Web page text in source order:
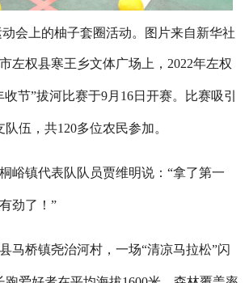
会上的柚子套圈活动。图片来自新华社
权县寒王乡文体广场上，2022年左权
节”拔河比赛于9月16日开赛。比赛吸引
伍，共120多位农民参加。
镇代表队队员贾维明说：“拿了第一
劲了！”
桥镇尧治河村，一场“清凉马拉松”闪